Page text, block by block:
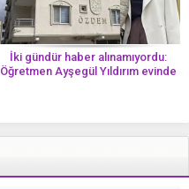
İki gündür haber alınamıyordu:
Öğretmen Ayşegül Yıldırım evinde